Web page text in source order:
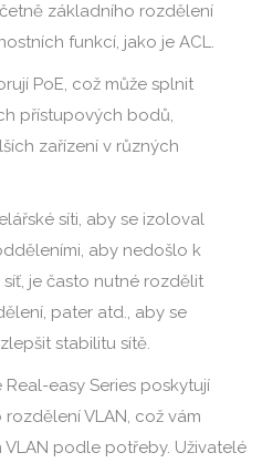
základního rozdělení
funkcí, jako je ACL.
PoE, což může splnit
přístupových bodů,
zařízení v různých
síti, aby se izoloval
aby nedošlo k
je často nutné rozdělit
pater atd., aby se
stabilitu sítě.
easy Series poskytují
VLAN, což vám
podle potřeby. Uživatelé